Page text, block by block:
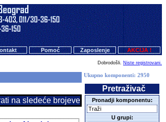
Pomoć Zaposlenje AKCIJA !
Dobrodošli. Niste registrovani.
na sledeće brojeve mobilnih telefona: 060
Ukupno komponenti: 2950
Pretraživač
Pronadji komponentu:
U grupi: